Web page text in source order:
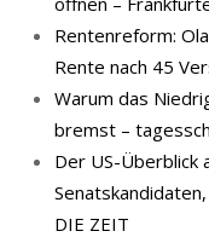
Rentenreform:
Rente nach 45
Warum das
bremst –
Der US-Überblick
DIE ZEIT